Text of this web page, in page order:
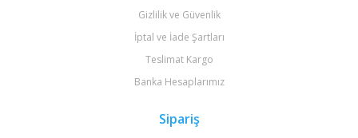
Gizlilik ve Güvenlik
İptal ve İade Şartları
Teslimat Kargo
Banka Hesaplarımız
Sipariş